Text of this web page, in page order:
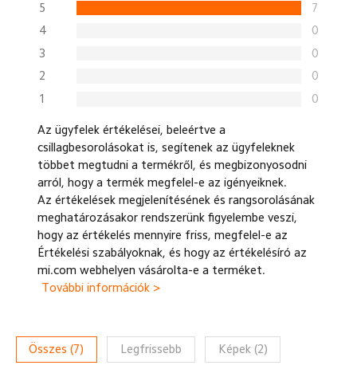
5
7
4
0
3
0
2
0
1
0
Az ügyfelek értékelései, beleértve a
csillagbesorolásokat is, segítenek az ügyfeleknek
többet megtudni a termékről, és megbizonyosodni
arról, hogy a termék megfelel-e az igényeiknek.
Az értékelések megjelenítésének és rangsorolásának
meghatározásakor rendszerünk figyelembe veszi,
hogy az értékelés mennyire friss, megfelel-e az
Értékelési szabályoknak, és hogy az értékelésíró az
mi.com webhelyen vásárolta-e a terméket.
További információk >
Összes (7) Legfrissebb Képek (2)